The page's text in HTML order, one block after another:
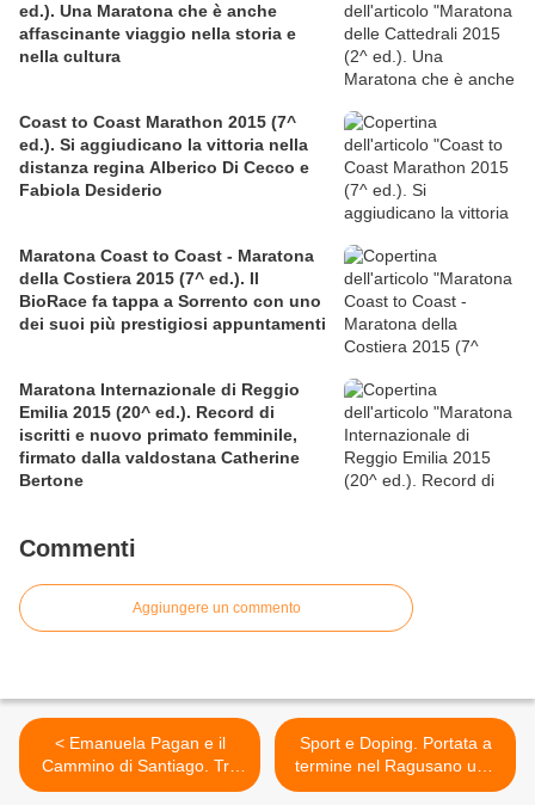
ed.). Una Maratona che è anche
affascinante viaggio nella storia e
nella cultura
Coast to Coast Marathon 2015 (7^
ed.). Si aggiudicano la vittoria nella
distanza regina Alberico Di Cecco e
Fabiola Desiderio
Maratona Coast to Coast - Maratona
della Costiera 2015 (7^ ed.). Il
BioRace fa tappa a Sorrento con uno
dei suoi più prestigiosi appuntamenti
Maratona Internazionale di Reggio
Emilia 2015 (20^ ed.). Record di
iscritti e nuovo primato femminile,
firmato dalla valdostana Catherine
Bertone
Commenti
Aggiungere un commento
< Emanuela Pagan e il
Cammino di Santiago. Tre
tappe da Burgos a
Sport e Doping. Portata a
termine nel Ragusano una
vasta attività di controlli